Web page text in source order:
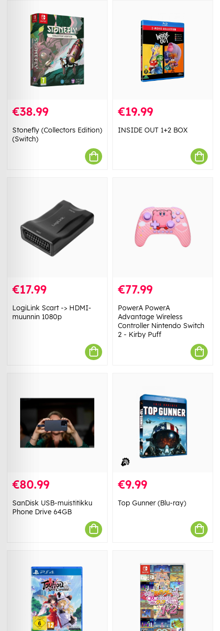
€38.99
Stonefly (Collectors Edition)
(Switch)
€19.99
INSIDE OUT 1+2 BOX
€17.99
LogiLink Scart -> HDMI-
muunnin 1080p
€77.99
PowerA PowerA
Advantage Wireless
Controller Nintendo Switch
2 - Kirby Puff
€80.99
SanDisk USB-muistitikku
Phone Drive 64GB
€9.99
Top Gunner (Blu-ray)